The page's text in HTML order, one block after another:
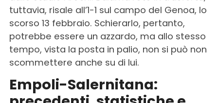
tuttavia, risale all’1-1 sul campo del Genoa, lo
scorso 13 febbraio. Schierarlo, pertanto,
potrebbe essere un azzardo, ma allo stesso
tempo, vista la posta in palio, non si può non
scommettere anche su di lui.
Empoli-Salernitana: